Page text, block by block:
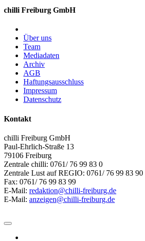
chilli Freiburg GmbH
Über uns
Team
Mediadaten
Archiv
AGB
Haftungsausschluss
Impressum
Datenschutz
Kontakt
chilli Freiburg GmbH
Paul-Ehrlich-Straße 13
79106 Freiburg
Zentrale chilli: 0761/ 76 99 83 0
Zentrale Lust auf REGIO: 0761/ 76 99 83 90
Fax: 0761/ 76 99 83 99
E-Mail: redaktion@chilli-freiburg.de
E-Mail: anzeigen@chilli-freiburg.de